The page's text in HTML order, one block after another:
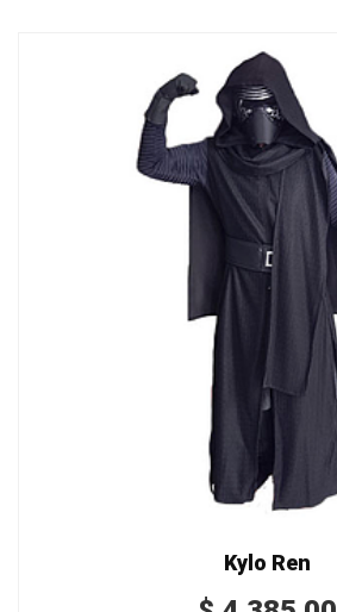
Kylo Ren